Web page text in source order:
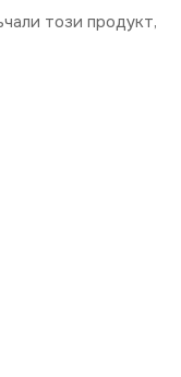
този продукт,